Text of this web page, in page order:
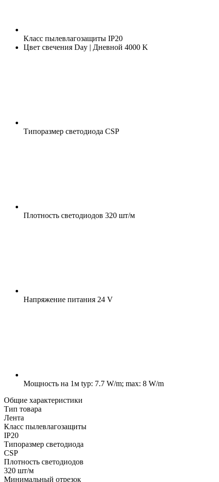
Класс пылевлагозащиты IP20
Цвет свечения Day | Дневной 4000 K
Типоразмер светодиода CSP
Плотность светодиодов 320 шт/м
Напряжение питания 24 V
Мощность на 1м typ: 7.7 W/m; max: 8 W/m
Общие характеристики
Тип товара
Лента
Класс пылевлагозащиты
IP20
Типоразмер светодиода
CSP
Плотность светодиодов
320 шт/м
Минимальный отрезок